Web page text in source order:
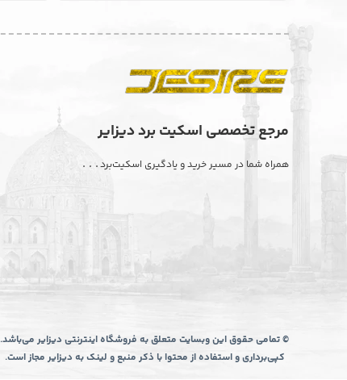
مرجع تخصصی اسکیت برد دیزایر
همراه شما در مسیر خرید و یادگیری اسکیت‌برد. . .
© تمامی حقوق این وبسایت متعلق به فروشگاه اینترنتی دیزایر می‌باشد.
کپی‌برداری و استفاده از محتوا با ذکر منبع و لینک به دیزایر مجاز است.